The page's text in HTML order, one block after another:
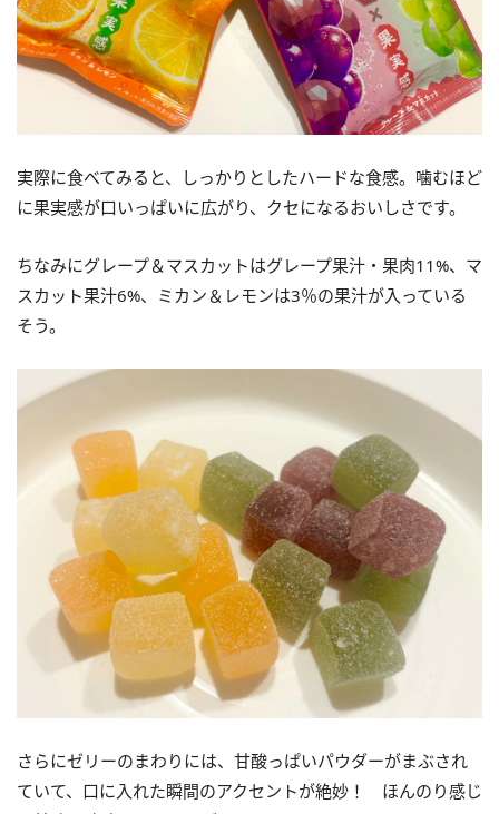
実際に食べてみると、しっかりとしたハードな食感。噛むほど
に果実感が口いっぱいに広がり、クセになるおいしさです。
ちなみにグレープ＆マスカットはグレープ果汁・果肉11%、マ
スカット果汁6%、ミカン＆レモンは3％の果汁が入っている
そう。
さらにゼリーのまわりには、甘酸っぱいパウダーがまぶされ
ていて、口に入れた瞬間のアクセントが絶妙！ ほんのり感じ